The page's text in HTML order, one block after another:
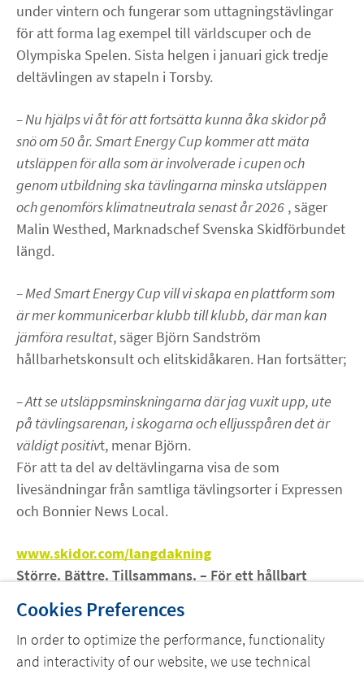
under vintern och fungerar som uttagningstävlingar
för att forma lag exempel till världscuper och de
Olympiska Spelen. Sista helgen i januari gick tredje
deltävlingen av stapeln i Torsby.
– Nu hjälps vi åt för att fortsätta kunna åka skidor på
snö om 50 år. Smart Energy Cup kommer att mäta
utsläppen för alla som är involverade i cupen och
genom utbildning ska tävlingarna minska utsläppen
och genomförs klimatneutrala senast år 2026 , säger
Malin Westhed, Marknadschef Svenska Skidförbundet
längd.
– Med Smart Energy Cup vill vi skapa en plattform som
är mer kommunicerbar klubb till klubb, där man kan
jämföra resultat, säger Björn Sandström
hållbarhetskonsult och elitskidåkaren. Han fortsätter;
– Att se utsläppsminskningarna där jag vuxit upp, ute
på tävlingsarenan, i skogarna och elljusspåren det är
väldigt positivt, menar Björn.
För att ta del av deltävlingarna visa de som
livesändningar från samtliga tävlingsorter i Expressen
och Bonnier News Local.
www.skidor.com/langdakning
Större. Bättre. Tillsammans. – För ett hållbart
Cookies Preferences
In order to optimize the performance, functionality
and interactivity of our website, we use technical